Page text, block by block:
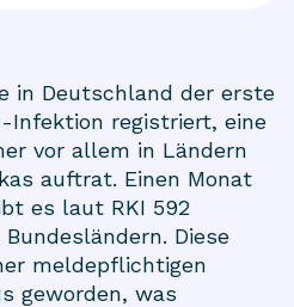
in Deutschland der erste
Infektion registriert, eine
vor allem in Ländern
auftrat. Einen Monat
es laut RKI 592
Diese
meldepflichtigen
geworden, was